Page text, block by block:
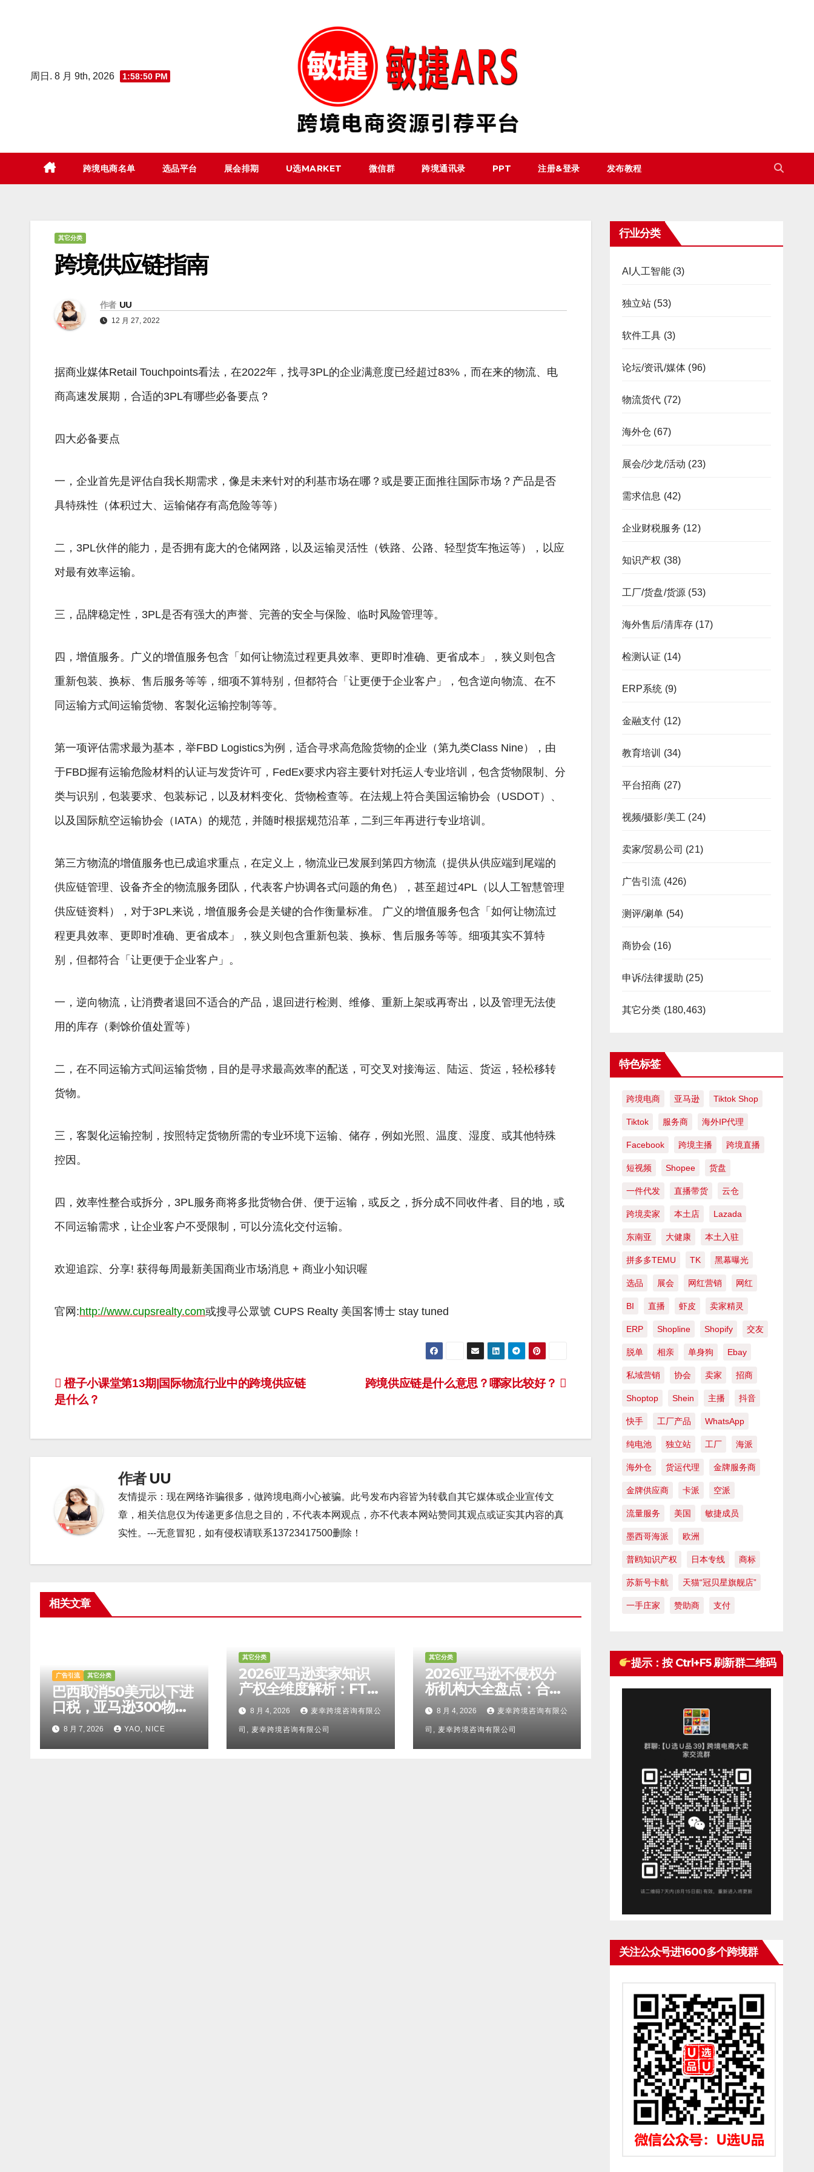
周日. 8 月 9th, 2026 1:58:51 PM
跨境电商名单 选品平台 展会排期 U选MARKET 微信群 跨境通讯录 PPT 注册&登录 发布教程
其它分类
跨境供应链指南
作者 UU
12 月 27, 2022
据商业媒体Retail Touchpoints看法，在2022年，找寻3PL的企业满意度已经超过83%，而在来的物流、电
商高速发展期，合适的3PL有哪些必备要点？
四大必备要点
一，企业首先是评估自我长期需求，像是未来针对的利基市场在哪？或是要正面推往国际市场？产品是否
具特殊性（体积过大、运输储存有高危险等等）
二，3PL伙伴的能力，是否拥有庞大的仓储网路，以及运输灵活性（铁路、公路、轻型货车拖运等），以应
对最有效率运输。
三，品牌稳定性，3PL是否有强大的声誉、完善的安全与保险、临时风险管理等。
四，增值服务。广义的增值服务包含「如何让物流过程更具效率、更即时准确、更省成本」，狭义则包含
重新包装、换标、售后服务等等，细项不算特别，但都符合「让更便于企业客户」，包含逆向物流、在不
同运输方式间运输货物、客製化运输控制等等。
第一项评估需求最为基本，举FBD Logistics为例，适合寻求高危险货物的企业（第九类Class Nine），由
于FBD握有运输危险材料的认证与发货许可，FedEx要求内容主要针对托运人专业培训，包含货物限制、分
类与识别，包装要求、包装标记，以及材料变化、货物检查等。在法规上符合美国运输协会（USDOT）、
以及国际航空运输协会（IATA）的规范，并随时根据规范沿革，二到三年再进行专业培训。
第三方物流的增值服务也已成追求重点，在定义上，物流业已发展到第四方物流（提供从供应端到尾端的
供应链管理、设备齐全的物流服务团队，代表客户协调各式问题的角色），甚至超过4PL（以人工智慧管理
供应链资料），对于3PL来说，增值服务会是关键的合作衡量标准。 广义的增值服务包含「如何让物流过
程更具效率、更即时准确、更省成本」，狭义则包含重新包装、换标、售后服务等等。细项其实不算特
别，但都符合「让更便于企业客户」。
一，逆向物流，让消费者退回不适合的产品，退回进行检测、维修、重新上架或再寄出，以及管理无法使
用的库存（剩馀价值处置等）
二，在不同运输方式间运输货物，目的是寻求最高效率的配送，可交叉对接海运、陆运、货运，轻松移转
货物。
三，客製化运输控制，按照特定货物所需的专业环境下运输、储存，例如光照、温度、湿度、或其他特殊
控因。
四，效率性整合或拆分，3PL服务商将多批货物合併、便于运输，或反之，拆分成不同收件者、目的地，或
不同运输需求，让企业客户不受限制，可以分流化交付运输。
欢迎追踪、分享! 获得每周最新美国商业市场消息 + 商业小知识喔
官网:http://www.cupsrealty.com或搜寻公眾號 CUPS Realty 美国客博士 stay tuned
文
章
导
跨境供应链是什么意思？哪家比较好？
橙子小课堂第13期|国际物流行业中的跨境供应链
是什么？
作者 UU
友情提示：现在网络诈骗很多，做跨境电商小心被骗。此号发布内容皆为转载自其它媒体或企业宣传文
章，相关信息仅为传递更多信息之目的，不代表本网观点，亦不代表本网站赞同其观点或证实其内容的真
实性。---无意冒犯，如有侵权请联系13723417500删除！
相关文章
广告引流 其它分类
巴西取消50美元以下进
口税，亚马逊300物流
设施投运
8 月 7, 2026 YAO, NICE
其它分类
2026亚马逊卖家知识
产权全维度解析：FTO
检索报告认可度、侵权
比对区别、TRO应诉方
法及服务商甄选避坑全
攻略
8 月 4, 2026 麦幸跨境咨询有限公
司, 麦幸跨境咨询有限公司
其它分类
2026亚马逊不侵权分
析机构大全盘点：合规
靠谱服务商甄选攻略、
避坑FAQ及标杆机构实
力详解
8 月 4, 2026 麦幸跨境咨询有限公
司, 麦幸跨境咨询有限公司
行业分类
AI人工智能(3)
独立站 (53)
软件工具 (3)
论坛/资讯/媒体 (96)
物流货代 (72)
海外仓 (67)
展会/沙龙/活动 (23)
需求信息 (42)
企业财税服务 (12)
知识产权 (38)
工厂/货盘/货源 (53)
海外售后/清库存 (17)
检测认证 (14)
ERP系统 (9)
金融支付 (12)
教育培训 (34)
平台招商 (27)
视频/摄影/美工 (24)
卖家/贸易公司 (21)
广告引流 (426)
测评/涮单 (54)
商协会 (16)
申诉/法律援助 (25)
其它分类 (180,463)
特色标签
跨境电商 亚马逊 Tiktok Shop
Tiktok 服务商 海外IP代理
Facebook 跨境主播 跨境直播
短视频 Shopee 货盘
一件代发 直播带货 云仓
跨境卖家 本土店 Lazada
东南亚 大健康 本土入驻
拼多多TEMU TK 黑幕曝光
选品 展会 网红营销 网红
BI 直播 虾皮 卖家精灵
ERP Shopline Shopify 交友
脱单 相亲 单身狗 Ebay
私域营销 协会 卖家 招商
Shoptop Shein 主播 抖音
快手 工厂产品 WhatsApp
纯电池 独立站 工厂 海派
海外仓 货运代理 金牌服务商
金牌供应商 卡派 空派
流量服务 美国 敏捷成员
墨西哥海派 欧洲
普鸥知识产权 日本专线 商标
苏新号卡航 天猫“冠贝星旗舰店”
一手庄家 赞助商 支付
提示：按 Ctrl+F5 刷新群二维码
关注公众号进1600多个跨境群